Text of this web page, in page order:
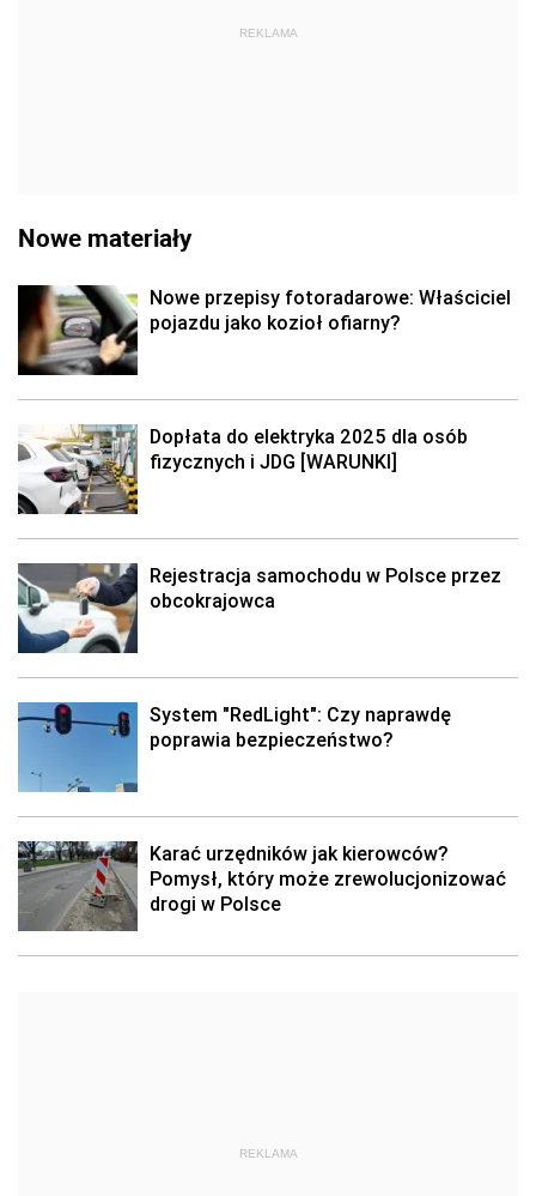
REKLAMA
Nowe materiały
Nowe przepisy fotoradarowe: Właściciel
pojazdu jako kozioł ofiarny?
Dopłata do elektryka 2025 dla osób
fizycznych i JDG [WARUNKI]
Rejestracja samochodu w Polsce przez
obcokrajowca
System "RedLight": Czy naprawdę
poprawia bezpieczeństwo?
Karać urzędników jak kierowców?
Pomysł, który może zrewolucjonizować
drogi w Polsce
REKLAMA